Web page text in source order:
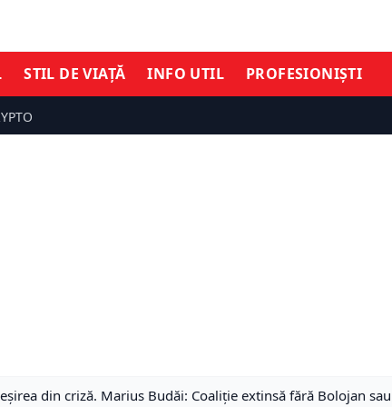
STIL DE VIAȚĂ INFO UTIL PROFESIONIȘTI
din criză. Marius Budăi: Coaliție extinsă fără Bolojan